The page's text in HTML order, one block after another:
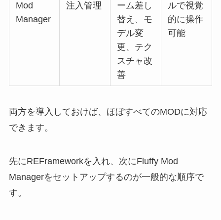
Mod
Manager
注入管理
ーム差し
替え、モ
デル変
更、テク
スチャ改
善
ルで視覚
的に操作
可能
両方を導入しておけば、ほぼすべてのMODに対応
できます。
先にREFrameworkを入れ、次にFluffy Mod
Managerをセットアップするのが一般的な順序で
す。